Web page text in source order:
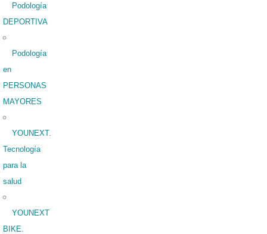
Podología
DEPORTIVA
Podología
en
PERSONAS
MAYORES
YOUNEXT.
Tecnología
para la
salud
YOUNEXT
BIKE.